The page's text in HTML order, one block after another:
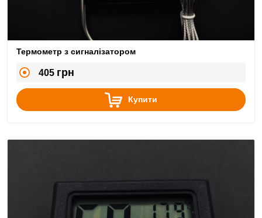
Термометр з сигналізатором
405 грн
Купити